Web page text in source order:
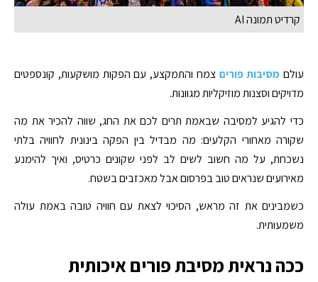
קרדיט תמונה AI
עולם מסיבות פורים צמח והתמקצע, עם הפקות מושקעות, קונספטים
מדויקים וסצנות מוזיקליות מגוונות.
כדי להגיע למסיבה שבאמת תרים לכם את החג, שווה להכיר את מה
שקורה מאחורי הקלעים: מה מבדיל בין הפקה בינונית לחוויה בלתי
נשכחת, על מה חשוב לשים לב לפני שקונים כרטיס, ואיך להימנע
מאירועים שנראים טוב בפרסום אבל מאכזבים בשטח.
כשמבינים את זה מראש, הסיכוי לצאת עם חוויה טובה באמת עולה
משמעותית.
ככה נראית מסיבת פורים איכותית